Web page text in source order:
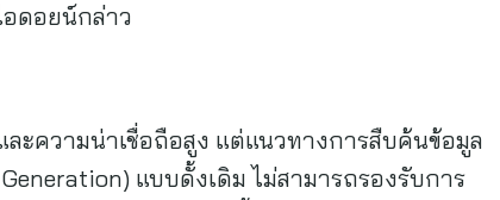
อดอยน์กล่าว
ะความน่าเชื่อถือสูง แต่แนวทางการสืบค้นข้อมูล
แบบดั้งเดิม ไม่สามารถรองรับการ